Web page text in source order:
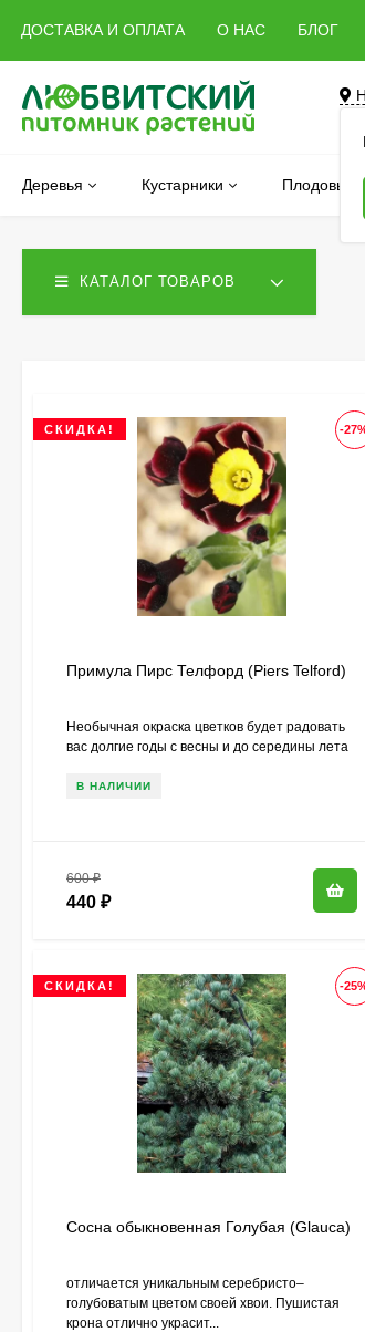
ДОСТАВКА И ОПЛАТА О НАС БЛОГ
Деревья Кустарники Плодовые
КАТАЛОГ ТОВАРОВ
-
СКИДКА!
Примула Пирс Телфорд (Piers Telford)
Необычная окраска цветков будет радовать
вас долгие годы с весны и до середины лета
В НАЛИЧИИ
600₽
440 ₽
-
СКИДКА!
Сосна обыкновенная Голубая (Glauca)
отличается уникальным серебристо–
голубоватым цветом своей хвои. Пушистая
крона отлично украсит...